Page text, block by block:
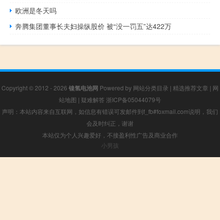
欧洲是冬天吗
奔腾集团董事长夫妇操纵股价 被“没一罚五”达422万
Copyright © 2012 - 2026 镍氢电池网 Powered by 网站分类目录 | 精选推荐文章 | 网
站地图 | 疑难解答 浙ICP备05044079号
声明：本站内容来自互联网，如信息有错误可发邮件到f_fb#foxmail.com说明，我们
会及时纠正，谢谢
本站仅为个人兴趣爱好，不接盈利性广告及商业合作
小男孩